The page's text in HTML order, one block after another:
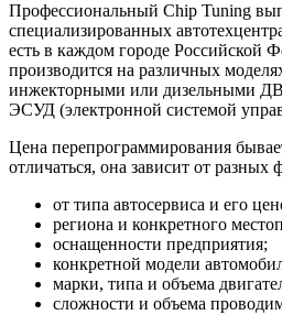
Профессиональный Chip Tuning
специализированных
есть в каждом городе Российской
производится на различных
инжекторными или дизельными
ЭСУД (электронной системой
Цена перепрограммирования
отличаться, она зависит от разных
от типа автосервиса и его
региона и конкретного
оснащенности предприятия;
конкретной модели
марки, типа и объема
сложности и объема